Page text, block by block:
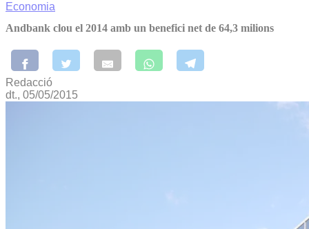
Economia
Andbank clou el 2014 amb un benefici net de 64,3 milions
Redacció
dt., 05/05/2015